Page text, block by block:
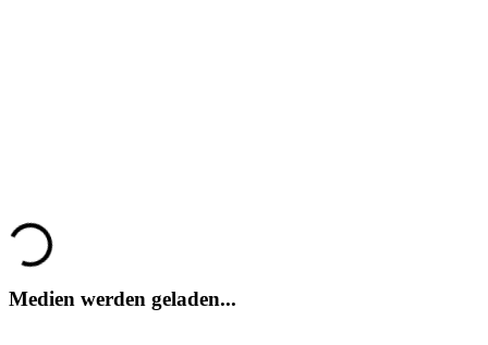
Loading...
Medien werden geladen...